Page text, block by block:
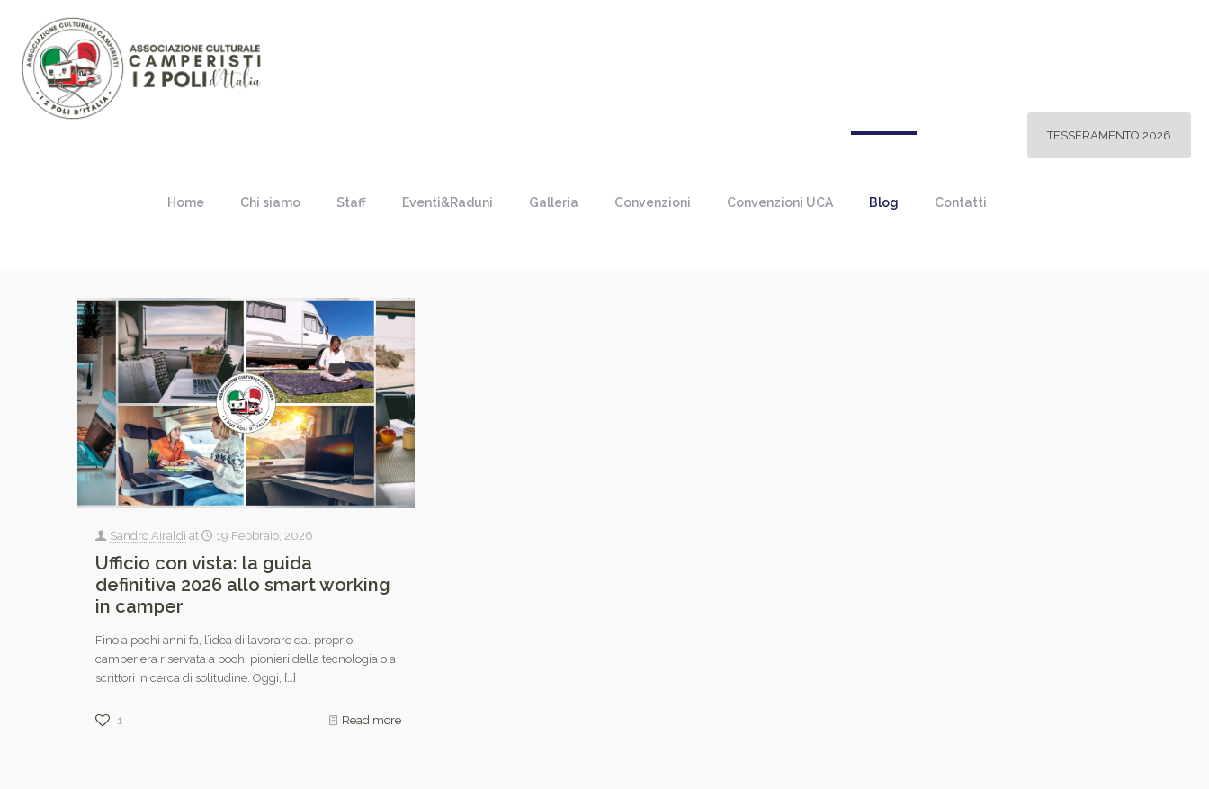
Home Chi siamo Staff Eventi&Raduni Galleria Convenzioni Convenzioni UCA Blog Contatti
TESSERAMENTO 2026
Sandro Airaldi at 19 Febbraio, 2026
Ufficio con vista: la guida
definitiva 2026 allo smart working
in camper
Fino a pochi anni fa, l’idea di lavorare dal proprio
camper era riservata a pochi pionieri della tecnologia o a
scrittori in cerca di solitudine. Oggi, […]
1 Read more